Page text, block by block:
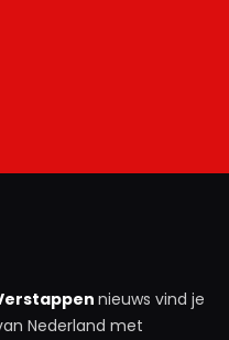
nieuws vind je
Nederland met